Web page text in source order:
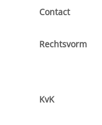
Contact
Rechtsvorm
KvK